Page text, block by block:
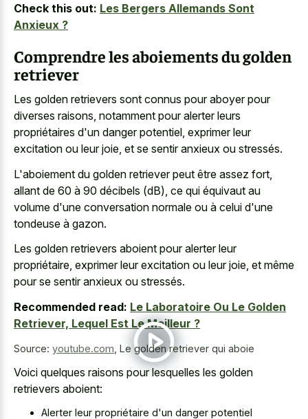
Check this out: Les Bergers Allemands Sont
Anxieux ?
Comprendre les aboiements du golden
retriever
Les golden retrievers sont connus pour aboyer pour
diverses raisons, notamment pour alerter leurs
propriétaires d'un danger potentiel, exprimer leur
excitation ou leur joie, et se sentir anxieux ou stressés.
L'aboiement du golden retriever peut être assez fort,
allant de 60 à 90 décibels (dB), ce qui équivaut au
volume d'une conversation normale ou à celui d'une
tondeuse à gazon.
Les golden retrievers aboient pour alerter leur
propriétaire, exprimer leur excitation ou leur joie, et même
pour se sentir anxieux ou stressés.
Recommended read: Le Laboratoire Ou Le Golden
Retriever, Lequel Est Le Meilleur ?
Source: youtube.com Le golden retriever qui aboie
Voici quelques raisons pour lesquelles les golden
retrievers aboient:
Alerter leur propriétaire d'un danger potentiel